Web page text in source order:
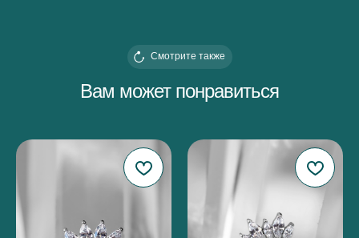
Вам может понравиться
Смотрите также